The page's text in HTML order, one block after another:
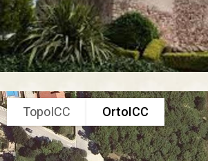
TopoICC OrtoICC